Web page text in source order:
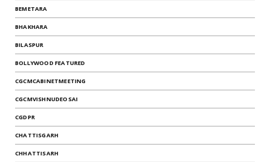
BEMETARA
BHAKHARA
BILASPUR
BOLLYWOOD FEATURED
CGCMCABINETMEETING
CGCMVISHNUDEOSAI
CGDPR
CHATTISGARH
CHHATTISARH